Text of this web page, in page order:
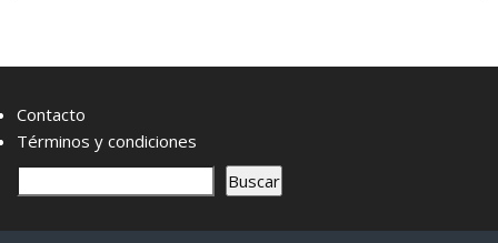
Contacto
Términos y condiciones
s
Buscar